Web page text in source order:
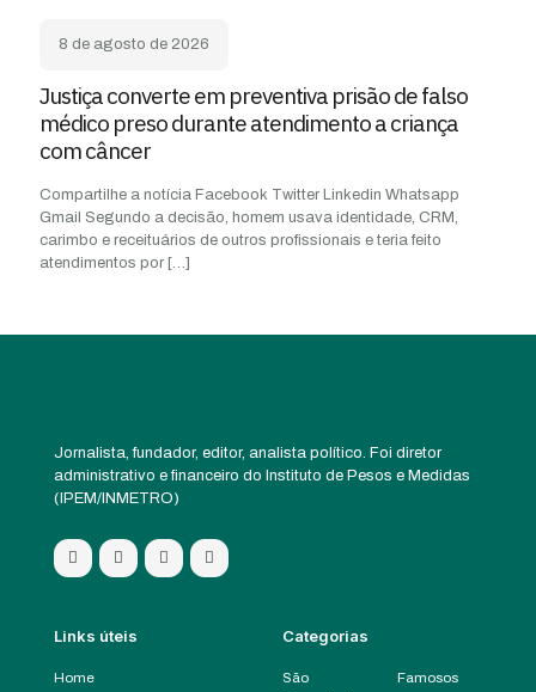
8 de agosto de 2026
Justiça converte em preventiva prisão de falso
médico preso durante atendimento a criança
com câncer
Compartilhe a notícia Facebook Twitter Linkedin Whatsapp
Gmail Segundo a decisão, homem usava identidade, CRM,
carimbo e receituários de outros profissionais e teria feito
atendimentos por […]
Jornalista, fundador, editor, analista político. Foi diretor
administrativo e financeiro do Instituto de Pesos e Medidas
(IPEM/INMETRO)
Links úteis
Home
Categorias
São
Famosos